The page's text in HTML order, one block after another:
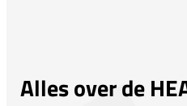
Alles over de